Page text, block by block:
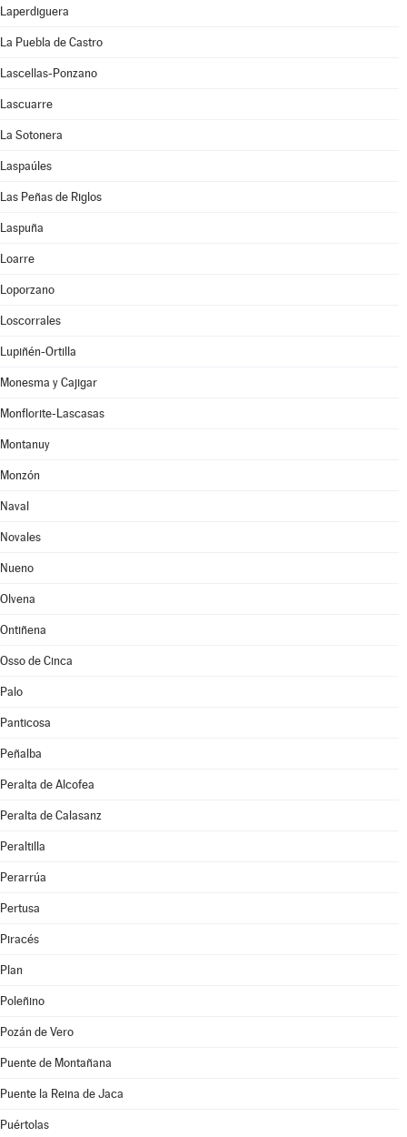
Laperdiguera
La Puebla de Castro
Lascellas-Ponzano
Lascuarre
La Sotonera
Laspaúles
Las Peñas de Riglos
Laspuña
Loarre
Loporzano
Loscorrales
Lupiñén-Ortilla
Monesma y Cajigar
Monflorite-Lascasas
Montanuy
Monzón
Naval
Novales
Nueno
Olvena
Ontiñena
Osso de Cinca
Palo
Panticosa
Peñalba
Peralta de Alcofea
Peralta de Calasanz
Peraltilla
Perarrúa
Pertusa
Piracés
Plan
Poleñino
Pozán de Vero
Puente de Montañana
Puente la Reina de Jaca
Puértolas